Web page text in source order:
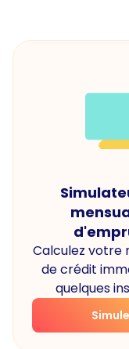
Calculez votre
de crédit
quelques